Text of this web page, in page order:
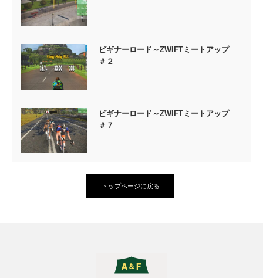
ビギナーロード～ZWIFTミートアップ
＃２
ビギナーロード～ZWIFTミートアップ
＃７
トップページに戻る